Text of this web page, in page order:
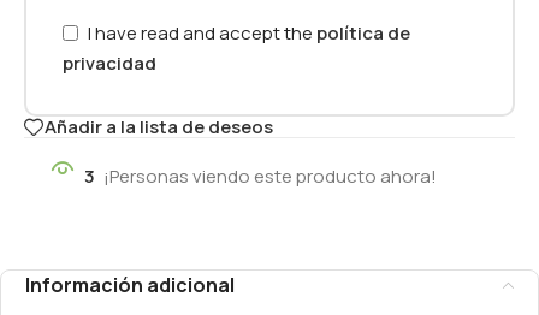
I have read and accept the política de
privacidad
Añadir a la lista de deseos
3 ¡Personas viendo este producto ahora!
Información adicional